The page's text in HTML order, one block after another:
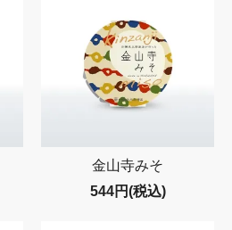
金山寺みそ
544円(税込)